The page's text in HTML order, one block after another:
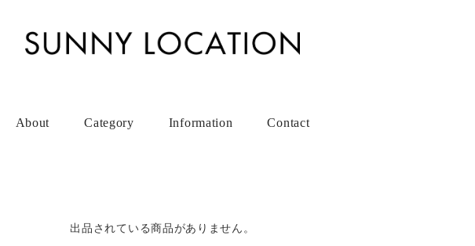
About Category Information Contact
出品されている商品がありません。